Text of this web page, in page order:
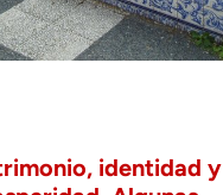
identidad y